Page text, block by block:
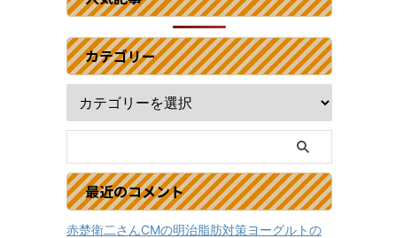
カテゴリー
最近のコメント
赤楚衛二さんCMの明治脂肪対策ヨーグルトの